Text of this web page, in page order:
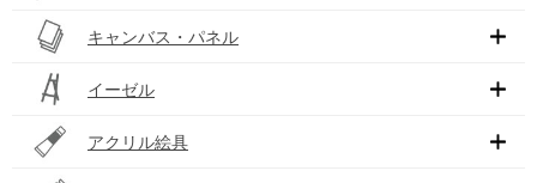
キャンバス・パネル
イーゼル
アクリル絵具